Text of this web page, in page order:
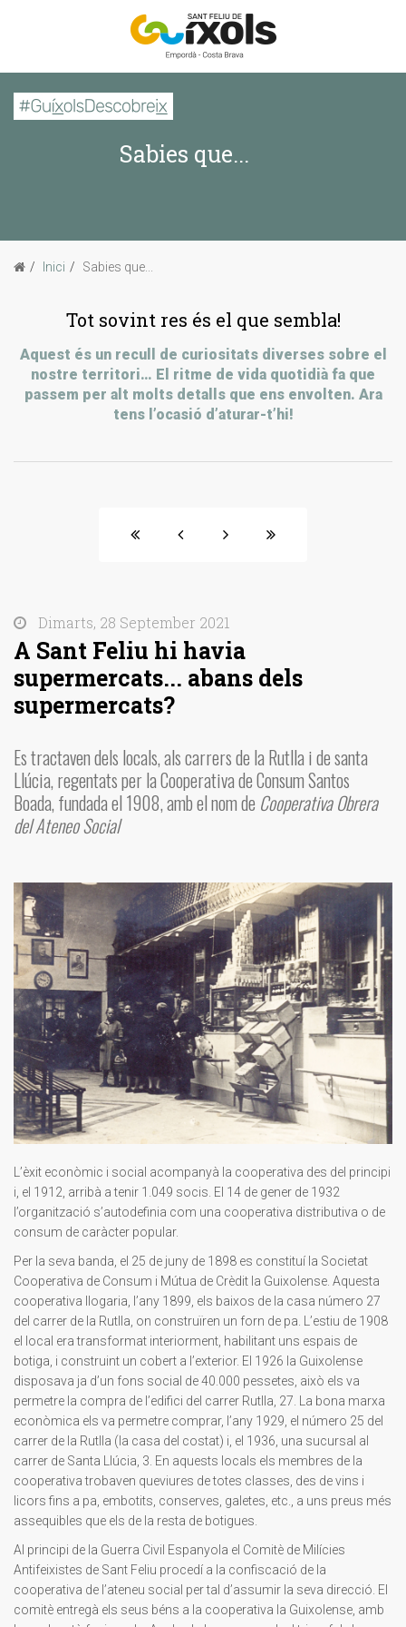
Sabies que...
Inici Sabies que...
Tot sovint res és el que sembla!
Aquest és un recull de curiositats diverses sobre el
nostre territori… El ritme de vida quotidià fa que
passem per alt molts detalls que ens envolten. Ara
tens l’ocasió d’aturar-t’hi!
Dimarts, 28 September 2021
A Sant Feliu hi havia
supermercats... abans dels
supermercats?
Es tractaven dels locals, als carrers de la Rutlla i de santa
Llúcia, regentats per la Cooperativa de Consum Santos
Boada, fundada el 1908, amb el nom de Cooperativa Obrera
del Ateneo Social
L’èxit econòmic i social acompanyà la cooperativa des del principi
i, el 1912, arribà a tenir 1.049 socis. El 14 de gener de 1932
l’organització s’autodefinia com una cooperativa distributiva o de
consum de caràcter popular.
Per la seva banda, el 25 de juny de 1898 es constituí la Societat
Cooperativa de Consum i Mútua de Crèdit la Guixolense. Aquesta
cooperativa llogaria, l’any 1899, els baixos de la casa número 27
del carrer de la Rutlla, on construïren un forn de pa. L’estiu de 1908
el local era transformat interiorment, habilitant uns espais de
botiga, i construint un cobert a l’exterior. El 1926 la Guixolense
disposava ja d’un fons social de 40.000 pessetes, això els va
permetre la compra de l’edifici del carrer Rutlla, 27. La bona marxa
econòmica els va permetre comprar, l’any 1929, el número 25 del
carrer de la Rutlla (la casa del costat) i, el 1936, una sucursal al
carrer de Santa Llúcia, 3. En aquests locals els membres de la
cooperativa trobaven queviures de totes classes, des de vins i
licors fins a pa, embotits, conserves, galetes, etc., a uns preus més
assequibles que els de la resta de botigues.
Al principi de la Guerra Civil Espanyola el Comitè de Milícies
Antifeixistes de Sant Feliu procedí a la confiscació de la
cooperativa de l’ateneu social per tal d’assumir la seva direcció. El
comitè entregà els seus béns a la cooperativa la Guixolense, amb
Inici
Passejades